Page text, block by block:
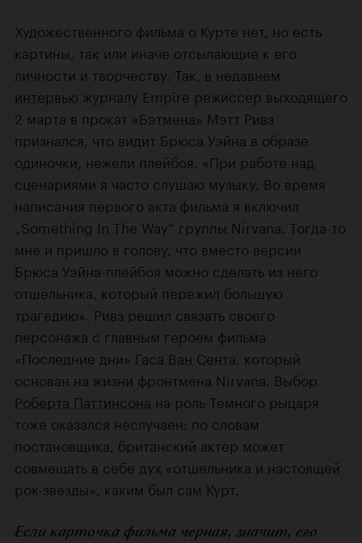
Художественного фильма о Курте нет, но есть
картины, так или иначе отсылающие к его
личности и творчеству. Так, в недавнем
интервью журналу Empire режиссер выходящего
2 марта в прокат «Бэтмена» Мэтт Ривз
признался, что видит Брюса Уэйна в образе
одиночки, нежели плейбоя. «При работе над
сценариями я часто слушаю музыку. Во время
написания первого акта фильма я включил
„Something In The Way“ группы Nirvana. Тогда-то
мне и пришло в голову, что вместо версии
Брюса Уэйна-плейбоя можно сделать из него
отшельника, который пережил большую
трагедию». Ривз решил связать своего
персонажа с главным героем фильма
«Последние дни» Гаса Ван Сента , который
основан на жизни фронтмена Nirvana. Выбор
Роберта Паттинсона на роль Темного рыцаря
тоже оказался неслучаен: по словам
постановщика, британский актер может
совмещать в себе дух «отшельника и настоящей
рок-звезды», каким был сам Курт.
Если карточка фильма черная, значит, его